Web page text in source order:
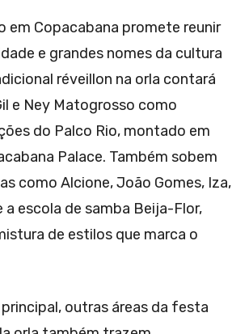
em Copacabana promete reunir
e grandes nomes da cultura
réveillon na orla contará
e Ney Matogrosso como
do Palco Rio, montado em
Palace. Também sobem
como Alcione, João Gomes, Iza,
a escola de samba Beija-Flor,
de estilos que marca o
outras áreas da festa